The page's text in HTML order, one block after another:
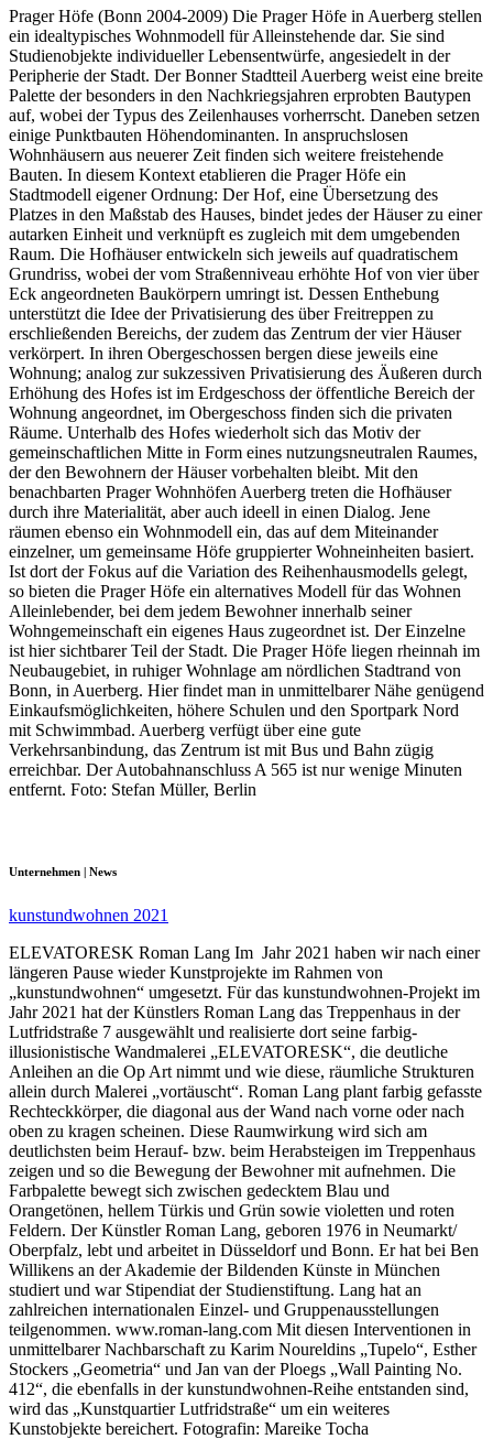
Prager Höfe (Bonn 2004-2009) Die Prager Höfe in Auerberg stellen
ein idealtypisches Wohnmodell für Alleinstehende dar. Sie sind
Studienobjekte individueller Lebensentwürfe, angesiedelt in der
Peripherie der Stadt. Der Bonner Stadtteil Auerberg weist eine breite
Palette der besonders in den Nachkriegsjahren erprobten Bautypen
auf, wobei der Typus des Zeilenhauses vorherrscht. Daneben setzen
einige Punktbauten Höhendominanten. In anspruchslosen
Wohnhäusern aus neuerer Zeit finden sich weitere freistehende
Bauten. In diesem Kontext etablieren die Prager Höfe ein
Stadtmodell eigener Ordnung: Der Hof, eine Übersetzung des
Platzes in den Maßstab des Hauses, bindet jedes der Häuser zu einer
autarken Einheit und verknüpft es zugleich mit dem umgebenden
Raum. Die Hofhäuser entwickeln sich jeweils auf quadratischem
Grundriss, wobei der vom Straßenniveau erhöhte Hof von vier über
Eck angeordneten Baukörpern umringt ist. Dessen Enthebung
unterstützt die Idee der Privatisierung des über Freitreppen zu
erschließenden Bereichs, der zudem das Zentrum der vier Häuser
verkörpert. In ihren Obergeschossen bergen diese jeweils eine
Wohnung; analog zur sukzessiven Privatisierung des Äußeren durch
Erhöhung des Hofes ist im Erdgeschoss der öffentliche Bereich der
Wohnung angeordnet, im Obergeschoss finden sich die privaten
Räume. Unterhalb des Hofes wiederholt sich das Motiv der
gemeinschaftlichen Mitte in Form eines nutzungsneutralen Raumes,
der den Bewohnern der Häuser vorbehalten bleibt. Mit den
benachbarten Prager Wohnhöfen Auerberg treten die Hofhäuser
durch ihre Materialität, aber auch ideell in einen Dialog. Jene
räumen ebenso ein Wohnmodell ein, das auf dem Miteinander
einzelner, um gemeinsame Höfe gruppierter Wohneinheiten basiert.
Ist dort der Fokus auf die Variation des Reihenhausmodells gelegt,
so bieten die Prager Höfe ein alternatives Modell für das Wohnen
Alleinlebender, bei dem jedem Bewohner innerhalb seiner
Wohngemeinschaft ein eigenes Haus zugeordnet ist. Der Einzelne
ist hier sichtbarer Teil der Stadt. Die Prager Höfe liegen rheinnah im
Neubaugebiet, in ruhiger Wohnlage am nördlichen Stadtrand von
Bonn, in Auerberg. Hier findet man in unmittelbarer Nähe genügend
Einkaufsmöglichkeiten, höhere Schulen und den Sportpark Nord
mit Schwimmbad. Auerberg verfügt über eine gute
Verkehrsanbindung, das Zentrum ist mit Bus und Bahn zügig
erreichbar. Der Autobahnanschluss A 565 ist nur wenige Minuten
entfernt. Foto: Stefan Müller, Berlin
Unternehmen | News
kunstundwohnen 2021
ELEVATORESK Roman Lang Im Jahr 2021 haben wir nach einer
längeren Pause wieder Kunstprojekte im Rahmen von
„kunstundwohnen“ umgesetzt. Für das kunstundwohnen-Projekt im
Jahr 2021 hat der Künstlers Roman Lang das Treppenhaus in der
Lutfridstraße 7 ausgewählt und realisierte dort seine farbig-
illusionistische Wandmalerei „ELEVATORESK“, die deutliche
Anleihen an die Op Art nimmt und wie diese, räumliche Strukturen
allein durch Malerei „vortäuscht“. Roman Lang plant farbig gefasste
Rechteckkörper, die diagonal aus der Wand nach vorne oder nach
oben zu kragen scheinen. Diese Raumwirkung wird sich am
deutlichsten beim Herauf- bzw. beim Herabsteigen im Treppenhaus
zeigen und so die Bewegung der Bewohner mit aufnehmen. Die
Farbpalette bewegt sich zwischen gedecktem Blau und
Orangetönen, hellem Türkis und Grün sowie violetten und roten
Feldern. Der Künstler Roman Lang, geboren 1976 in Neumarkt/
Oberpfalz, lebt und arbeitet in Düsseldorf und Bonn. Er hat bei Ben
Willikens an der Akademie der Bildenden Künste in München
studiert und war Stipendiat der Studienstiftung. Lang hat an
zahlreichen internationalen Einzel- und Gruppenausstellungen
teilgenommen. www.roman-lang.com Mit diesen Interventionen in
unmittelbarer Nachbarschaft zu Karim Noureldins „Tupelo“, Esther
Stockers „Geometria“ und Jan van der Ploegs „Wall Painting No.
412“, die ebenfalls in der kunstundwohnen-Reihe entstanden sind,
wird das „Kunstquartier Lutfridstraße“ um ein weiteres
Kunstobjekte bereichert. Fotografin: Mareike Tocha